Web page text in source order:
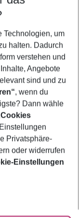
Technologien, um
halten. Dadurch
verstehen und
Angebote
sind und zu
, wenn du
Dann wähle
Privatsphäre-
oder widerrufen
Einstellungen